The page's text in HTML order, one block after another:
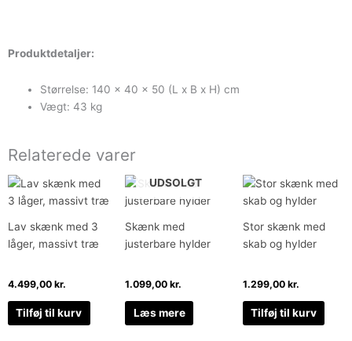
Produktdetaljer:
Størrelse: 140 x 40 x 50 (L x B x H) cm
Vægt: 43 kg
Relaterede varer
Lav skænk med 3
låger, massivt træ
4.499,00 kr.
Tilføj til kurv
UDSOLGT
Skænk med
justerbare hylder
1.099,00kr.
Læs mere
Stor skænk med
skab og hylder
1.299,00 kr.
Tilføj til kurv